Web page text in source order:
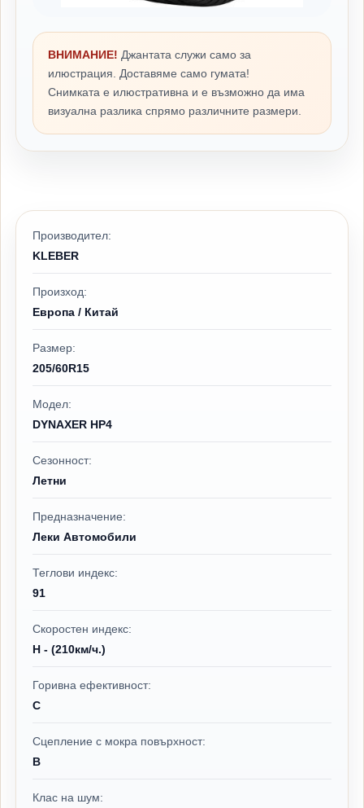
ВНИМАНИЕ! Джантата служи само за
илюстрация. Доставяме само гумата!
Снимката е илюстративна и е възможно да има
визуална разлика спрямо различните размери.
Производител:
KLEBER
Произход:
Европа / Китай
Размер:
205/60R15
Модел:
DYNAXER HP4
Сезонност:
Летни
Предназначение:
Леки Автомобили
Теглови индекс:
91
Скоростен индекс:
H - (210км/ч.)
Горивна ефективност:
C
Сцепление с мокра повърхност:
B
Клас на шум: